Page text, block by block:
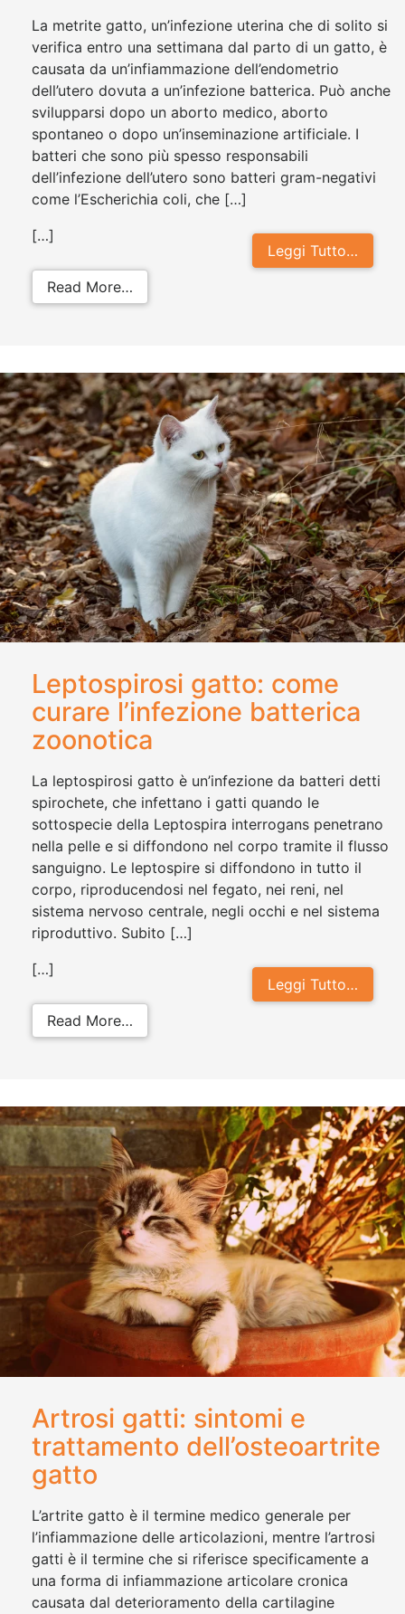
La metrite gatto, un’infezione uterina che di solito si
verifica entro una settimana dal parto di un gatto, è
causata da un’infiammazione dell’endometrio
dell’utero dovuta a un’infezione batterica. Può anche
svilupparsi dopo un aborto medico, aborto
spontaneo o dopo un’inseminazione artificiale. I
batteri che sono più spesso responsabili
dell’infezione dell’utero sono batteri gram-negativi
come l’Escherichia coli, che […]
Leggi Tutto…
[…]
Read More…
Leptospirosi gatto: come
curare l’infezione batterica
zoonotica
La leptospirosi gatto è un’infezione da batteri detti
spirochete, che infettano i gatti quando le
sottospecie della Leptospira interrogans penetrano
nella pelle e si diffondono nel corpo tramite il flusso
sanguigno. Le leptospire si diffondono in tutto il
corpo, riproducendosi nel fegato, nei reni, nel
sistema nervoso centrale, negli occhi e nel sistema
riproduttivo. Subito […]
Leggi Tutto…
[…]
Read More…
Artrosi gatti: sintomi e
trattamento dell’osteoartrite
gatto
L’artrite gatto è il termine medico generale per
l’infiammazione delle articolazioni, mentre l’artrosi
gatti è il termine che si riferisce specificamente a
una forma di infiammazione articolare cronica
causata dal deterioramento della cartilagine